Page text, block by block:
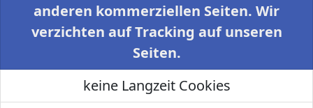
anderen kommerziellen Seiten. Wir
verzichten auf Tracking auf unseren
Seiten.
keine Langzeit Cookies